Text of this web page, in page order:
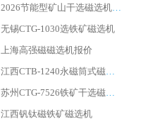
2026节能型矿山干选磁选机：无水高效选矿的核心装备
无锡CTG-1030选铁矿磁选机
上海高强磁磁选机报价
江西CTB-1240永磁筒式磁选机厂家
苏州CTG-7526铁矿干选磁选机
江西钒钛磁铁矿磁选机